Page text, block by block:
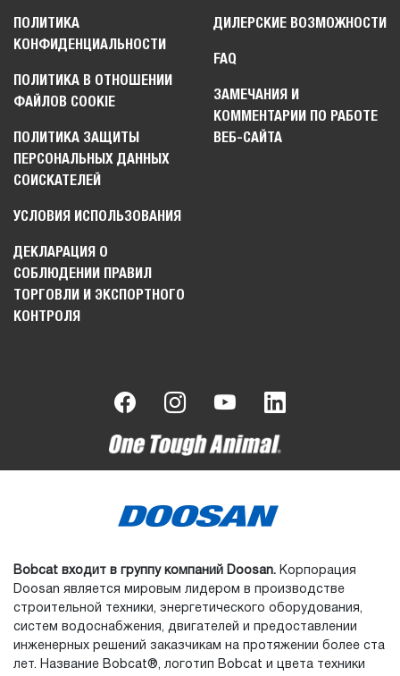
ПОЛИТИКА
КОНФИДЕНЦИАЛЬНОСТИ
ПОЛИТИКА В ОТНОШЕНИИ
ФАЙЛОВ COOKIE
ПОЛИТИКА ЗАЩИТЫ
ПЕРСОНАЛЬНЫХ ДАННЫХ
СОИСКАТЕЛЕЙ
УСЛОВИЯ ИСПОЛЬЗОВАНИЯ
ДЕКЛАРАЦИЯ О
СОБЛЮДЕНИИ ПРАВИЛ
ТОРГОВЛИ И ЭКСПОРТНОГО
КОНТРОЛЯ
ДИЛЕРСКИЕ ВОЗМОЖНОСТИ
FAQ
ЗАМЕЧАНИЯ И
КОММЕНТАРИИ ПО РАБОТЕ
ВЕБ-САЙТА
Bobcat входит в группу компаний Doosan. Корпорация
Doosan является мировым лидером в производстве
строительной техники, энергетического оборудования,
систем водоснабжения, двигателей и предоставлении
инженерных решений заказчикам на протяжении более ста
лет. Название Bobcat®, логотип Bobcat и цвета техники